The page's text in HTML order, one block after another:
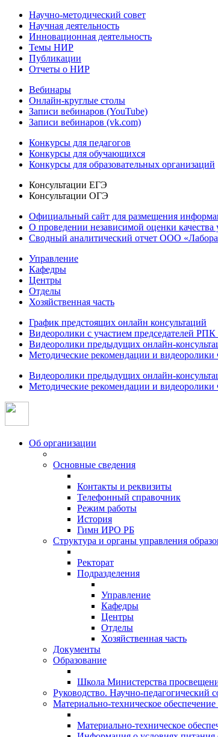
Научно-методический совет
Научная деятельность
Инновационная деятельность
Темы НИР
Публикации
Отчеты о НИР
Вебинары
Онлайн-круглые столы
Записи вебинаров (YouTube)
Записи вебинаров (vk.com)
Конкурсы для педагогов
Конкурсы для обучающихся
Конкурсы для образовательных организаций
Консультации ЕГЭ
Консультации ОГЭ
Официальный сайт для размещения
О проведении независимой оценки качества
Сводный аналитический отчет ООО
Управление
Кафедры
Центры
Отделы
Хозяйственная часть
График предстоящих онлайн консультаций
Видеоролики с участием председателей
Видеоролики предыдущих онлайн-
Методические рекомендации и
Видеоролики предыдущих онлайн-
Методические рекомендации и
Об организации
Основные сведения
Контакты и реквизиты
Телефонный справочник
Режим работы
История
Гимн ИРО РБ
Структура и органы управления
Ректорат
Подразделения
Управление
Кафедры
Центры
Отделы
Хозяйственная часть
Документы
Образование
Школа Министерства
Руководство. Научно-педагогический
Материально-техническое
Материально-техническое